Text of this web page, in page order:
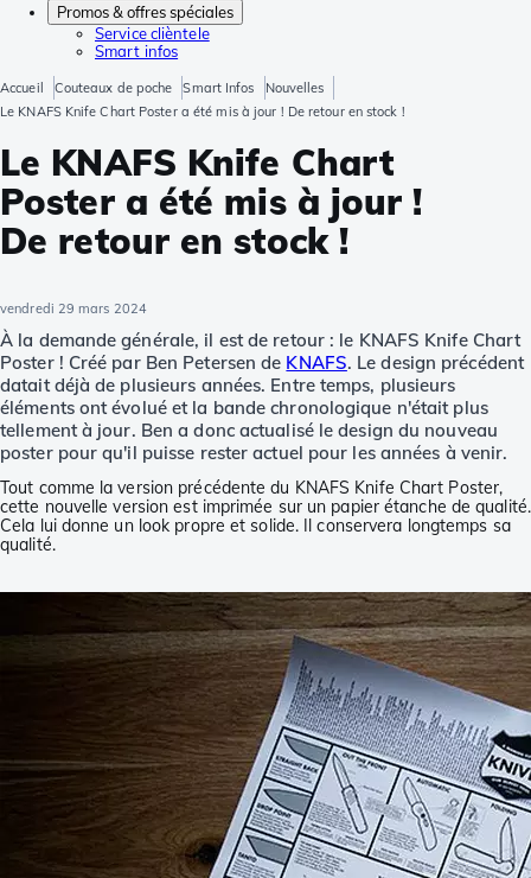
Promos & offres spéciales
Service clièntele
Smart infos
Accueil Couteaux de poche Smart Infos
Nouvelles
Le KNAFS Knife Chart Poster a été mis à jour ! De retour en stock !
Le KNAFS Knife Chart
Poster a été mis à jour !
De retour en stock !
vendredi 29 mars 2024
À la demande générale, il est de retour : le KNAFS Knife Chart
Poster ! Créé par Ben Petersen de KNAFS. Le design précédent
datait déjà de plusieurs années. Entre temps, plusieurs
éléments ont évolué et la bande chronologique n'était plus
tellement à jour. Ben a donc actualisé le design du nouveau
poster pour qu'il puisse rester actuel pour les années à venir.
Tout comme la version précédente du KNAFS Knife Chart Poster,
cette nouvelle version est imprimée sur un papier étanche de qualité.
Cela lui donne un look propre et solide. Il conservera longtemps sa
qualité.